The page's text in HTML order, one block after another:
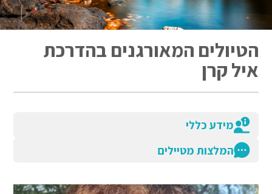
הטיולים המאורגנים בהדרכת
איל קרן
מידע כללי
המלצות מטיילים